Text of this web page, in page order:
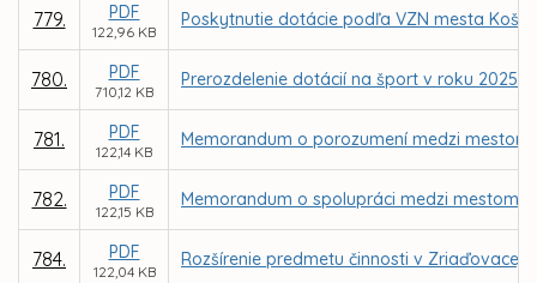
779. PDF
122,96 KB
Poskytnutie dotácie podľa VZN mesta
780. PDF
710,12 KB
Prerozdelenie dotácií na šport v roku 2025
781. PDF
122,14 KB
Memorandum o porozumení medzi mestom
782. PDF
122,15 KB
Memorandum o spolupráci medzi mestom
784. PDF
122,04 KB
Rozšírenie predmetu činnosti v Zriaďovacej